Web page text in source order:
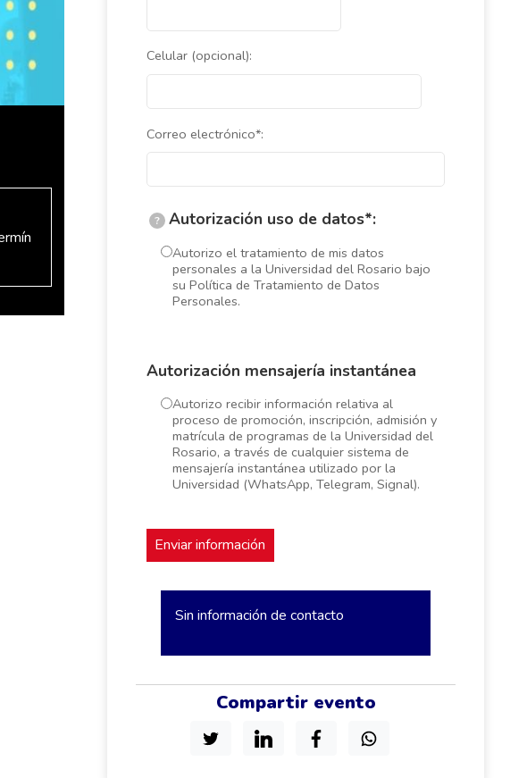
Celular (opcional):
Correo electrónico*:
? Autorización uso de datos*:
Autorizo el tratamiento de mis datos
personales a la Universidad del Rosario bajo
su Política de Tratamiento de Datos
Personales.
Autorización mensajería instantánea
Autorizo recibir información relativa al
proceso de promoción, inscripción, admisión y
matrícula de programas de la Universidad del
Rosario, a través de cualquier sistema de
mensajería instantánea utilizado por la
Universidad (WhatsApp, Telegram, Signal).
Sin información de contacto
Compartir evento